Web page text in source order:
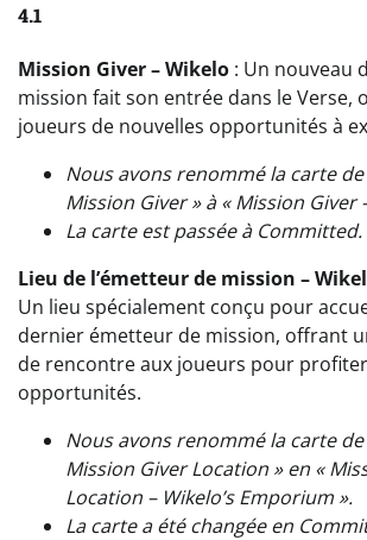
4.1
Mission Giver – Wikelo : Un nouveau
mission fait son entrée dans le Verse,
joueurs de nouvelles opportunités à
Nous avons renommé la carte de
Mission Giver » à « Mission Giver
La carte est passée à Committed.
Lieu de l’émetteur de mission –
Un lieu spécialement conçu pour
dernier émetteur de mission, offrant
de rencontre aux joueurs pour
opportunités.
Nous avons renommé la carte de
Mission Giver Location » en «
Location – Wikelo’s Emporium ».
La carte a été changée en